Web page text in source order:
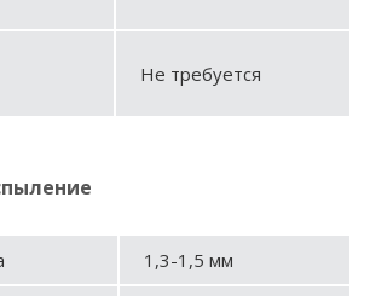
Не требуется
1,3-1,5 мм